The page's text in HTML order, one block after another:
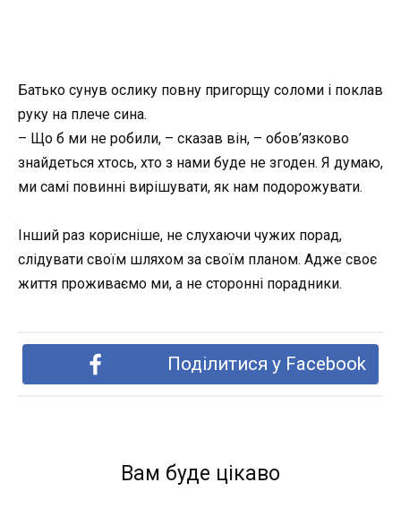
Батько сунув ослику повну пригорщу соломи і поклав
руку на плече сина.
– Що б ми не робили, – сказав він, – обов’язково
знайдеться хтось, хто з нами буде не згоден. Я думаю,
ми самі повинні вирішувати, як нам подорожувати.
Інший раз корисніше, не слухаючи чужих порад,
слідувати своїм шляхом за своїм планом. Адже своє
життя проживаємо ми, а не сторонні порадники.
Поділитися у Facebook
Вам буде цікаво